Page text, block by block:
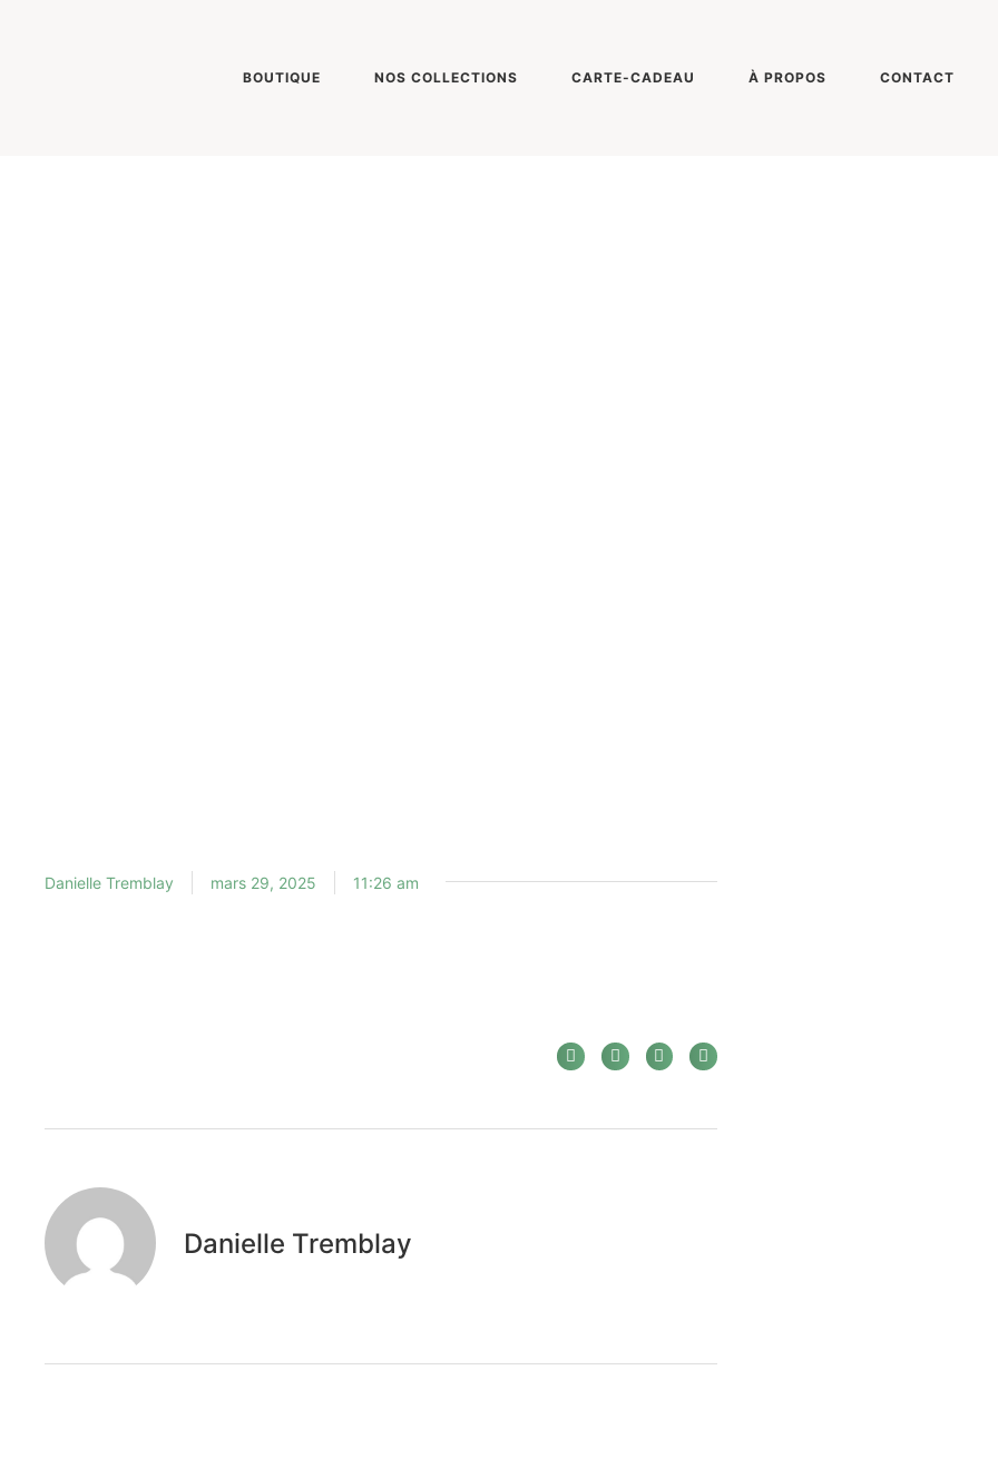
BOUTIQUE NOS COLLECTIONS CARTE-CADEAU À PROPOS CONTACT
Danielle Tremblay mars 29, 2025 11:26 am
Danielle Tremblay